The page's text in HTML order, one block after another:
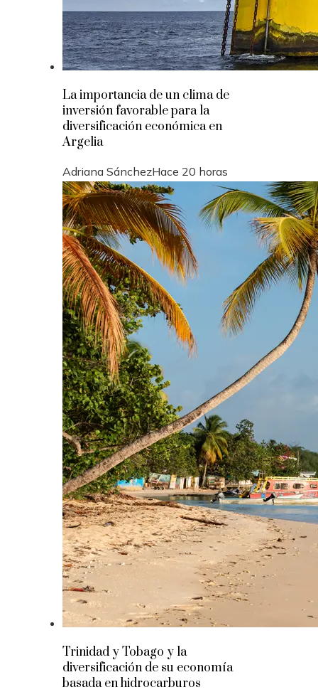
La importancia de un clima de
inversión favorable para la
diversificación económica en
Argelia
Adriana SánchezHace 20 horas
Trinidad y Tobago y la
diversificación de su economía
basada en hidrocarburos